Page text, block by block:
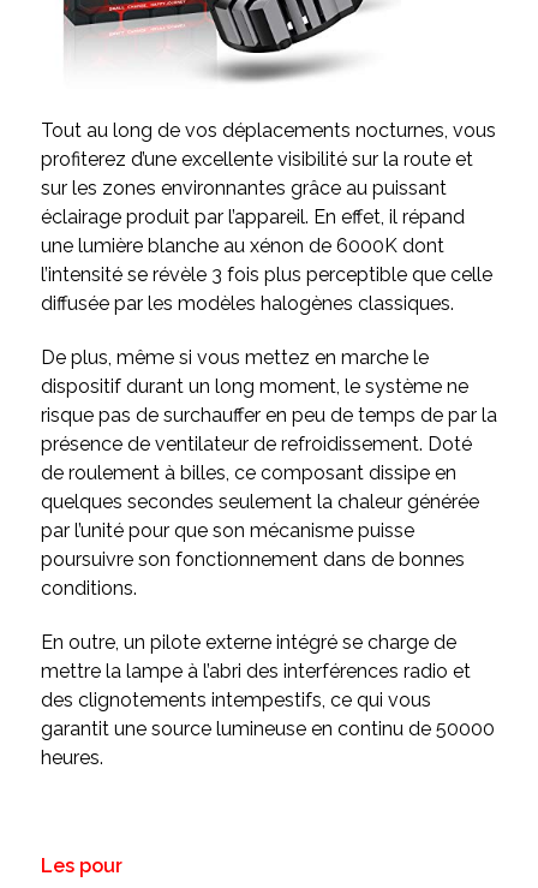
Tout au long de vos déplacements nocturnes, vous
profiterez d’une excellente visibilité sur la route et
sur les zones environnantes grâce au puissant
éclairage produit par l’appareil. En effet, il répand
une lumière blanche au xénon de 6000K dont
l’intensité se révèle 3 fois plus perceptible que celle
diffusée par les modèles halogènes classiques.
De plus, même si vous mettez en marche le
dispositif durant un long moment, le système ne
risque pas de surchauffer en peu de temps de par la
présence de ventilateur de refroidissement. Doté
de roulement à billes, ce composant dissipe en
quelques secondes seulement la chaleur générée
par l’unité pour que son mécanisme puisse
poursuivre son fonctionnement dans de bonnes
conditions.
En outre, un pilote externe intégré se charge de
mettre la lampe à l’abri des interférences radio et
des clignotements intempestifs, ce qui vous
garantit une source lumineuse en continu de 50000
heures.
Les pour